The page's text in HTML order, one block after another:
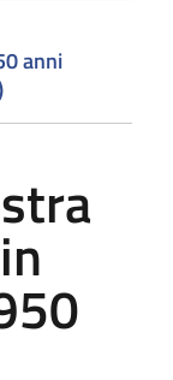
anni